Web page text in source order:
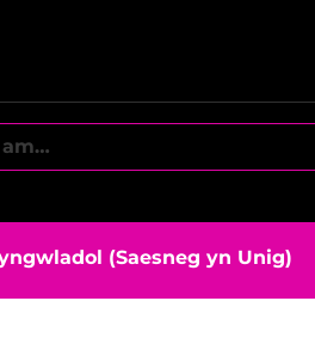
(Saesneg yn Unig)